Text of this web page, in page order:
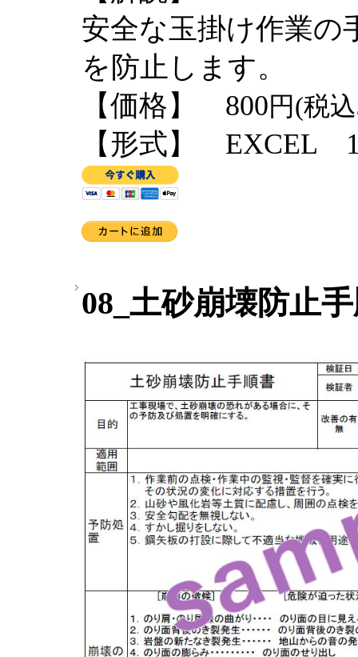
安全な玉掛け作業の
を防止します。
【価格】 800円(税
【形式】 EXCEL
08_土砂崩壊防止